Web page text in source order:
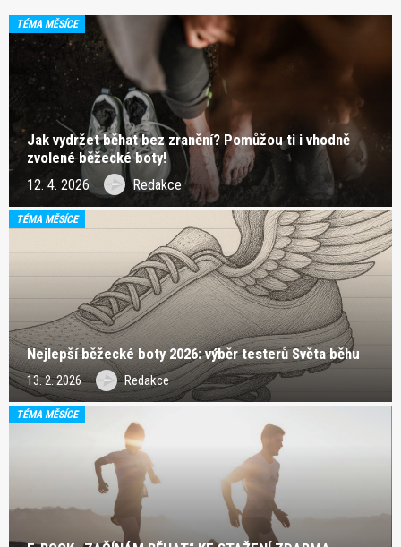
TÉMA MĚSÍCE
Jak vydržet běhat bez zranění? Pomůžou ti i vhodně
zvolené běžecké boty!
12. 4. 2026 Redakce
TÉMA MĚSÍCE
Nejlepší běžecké boty 2026: výběr testerů Světa běhu
13. 2. 2026 Redakce
TÉMA MĚSÍCE